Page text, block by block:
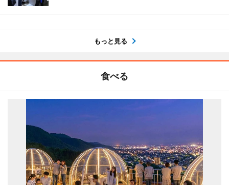
もっと見る
食べる